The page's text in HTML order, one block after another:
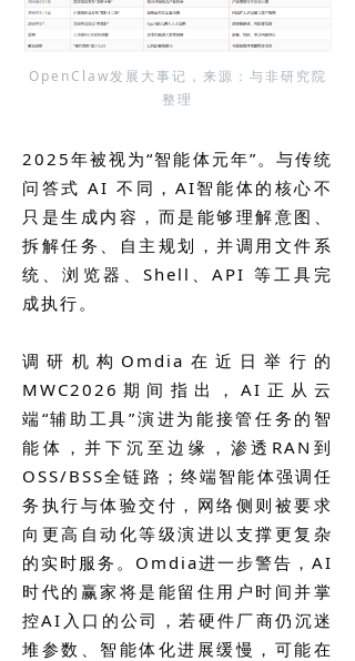
OpenClaw发展大事记，来源：与非研究院
整理
2025年被视为“智能体元年”。与传统
问答式 AI 不同，AI智能体的核心不
只是生成内容，而是能够理解意图、
拆解任务、自主规划，并调用文件系
统、浏览器、Shell、API 等工具完
成执行。
调研机构Omdia在近日举行的
MWC2026期间指出，AI正从云
端“辅助工具”演进为能接管任务的智
能体，并下沉至边缘，渗透RAN到
OSS/BSS全链路；终端智能体强调任
务执行与体验交付，网络侧则被要求
向更高自动化等级演进以支撑更复杂
的实时服务。Omdia进一步警告，AI
时代的赢家将是能留住用户时间并掌
控AI入口的公司，若硬件厂商仍沉迷
堆参数、智能体化进展缓慢，可能在